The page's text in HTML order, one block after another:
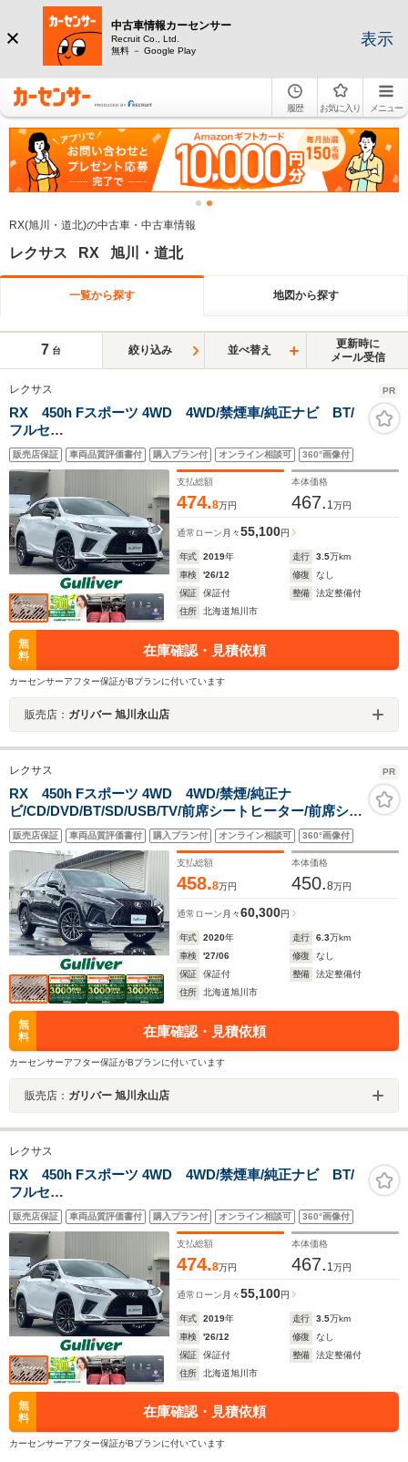
中古車情報カーセンサー
Recruit Co., Ltd.
無料 － Google Play
表示
履歴 お気に入り メニュー
RX(旭川・道北)の中古車・中古車情報
レクサス RX 旭川・道北
一覧から探す 地図から探す
7 台 絞り込み 並べ替え
更新時に
メール受信
レクサス PR
RX 450h Fスポーツ 4WD 4WD/禁煙車/純正ナビ BT/
フルセ
グ/CD/DVD/ACC/LTA/PCS/BSM/PKSB/RSA/HUD/PBD/
先行車発進告知/革巻きステアリング
販売店保証 車両品質評価書付 購入プラン付 オンライン相談可 360°画像付
支払総額
474.8万円
本体価格
467. 1万円
通常ローン 月々55,100円
年式 2019年 走行 3.5万km
車検
'26/12 修復
なし
保証
保証付 整備
法定整備付
住所
北海道旭川市
無
料
在庫確認・見積依頼
カーセンサーアフター保証がBプランに付いています
販売店： ガリバー 旭川永山店
レクサス PR
RX 450h Fスポーツ 4WD 4WD/禁煙/純正ナ
ビ/CD/DVD/BT/SD/USB/TV/前席シートヒーター/前席シー
トベンチレーション/前席パワーシート/運転席メモリ機能
付きパワーシート/電動リアゲート
販売店保証 車両品質評価書付 購入プラン付 オンライン相談可 360°画像付
支払総額
458.8万円
本体価格
450.8万円
通常ローン 月々60,300円
年式 2020年 走行 6.3万km
車検
'27/06 修復
なし
保証
保証付 整備
法定整備付
住所
北海道旭川市
無
料
在庫確認・見積依頼
カーセンサーアフター保証がBプランに付いています
販売店： ガリバー 旭川永山店
レクサス
RX 450h Fスポーツ 4WD 4WD/禁煙車/純正ナビ BT/
フルセ
グ/CD/DVD/ACC/LTA/PCS/BSM/PKSB/RSA/HUD/PBD/
先行車発進告知/革巻きステアリング
販売店保証 車両品質評価書付 購入プラン付 オンライン相談可 360°画像付
支払総額
474.8万円
本体価格
467. 1万円
通常ローン 月々55,100円
年式 2019年 走行 3.5万km
車検
'26/12 修復
なし
保証
保証付 整備
法定整備付
住所
北海道旭川市
無
料
在庫確認・見積依頼
カーセンサーアフター保証がBプランに付いています